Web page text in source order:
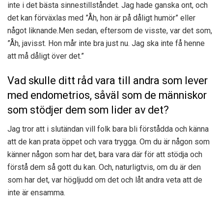
inte i det bästa sinnestillståndet. Jag hade ganska ont, och
det kan förväxlas med ”Åh, hon är på dåligt humör” eller
något liknande. Men sedan, eftersom de visste, var det som,
”Åh, javisst. Hon mår inte bra just nu. Jag ska inte få henne
att må dåligt över det.”
Vad skulle ditt råd vara till andra som lever
med endometrios, såväl som de människor
som stödjer dem som lider av det?
Jag tror att i slutändan vill folk bara bli förstådda och känna
att de kan prata öppet och vara trygga. Om du är någon som
känner någon som har det, bara vara där för att stödja och
förstå dem så gott du kan. Och, naturligtvis, om du är den
som har det, var högljudd om det och låt andra veta att de
inte är ensamma.